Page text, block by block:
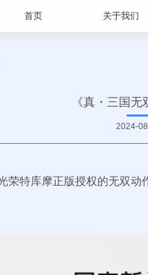
首页 关于我们
《真・三国
2024-
荣特库摩正版授权的无双